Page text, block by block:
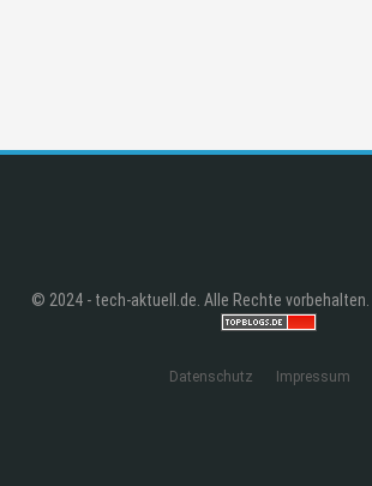
© 2024 - tech-aktuell.de. Alle Rechte vorbehalten. |
Datenschutz Impressum